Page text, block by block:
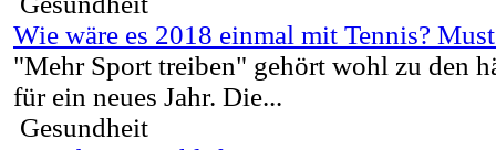
Wie wäre es 2018 einmal mit Tennis?
"Mehr Sport treiben" gehört wohl zu den
für ein neues Jahr. Die...
Gesundheit